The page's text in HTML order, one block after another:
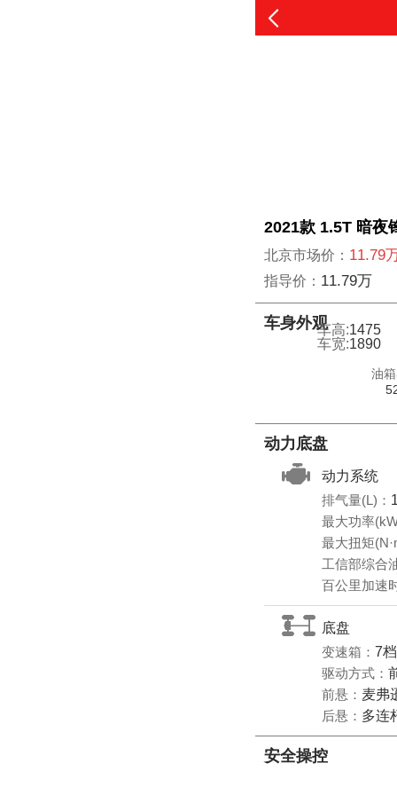
2021款 1.5T 暗夜
北京市场价： 11.79
指导价： 11.79万
车身外观
车宽:1890
车高:1475
油
动力底盘
动力系统
排气量(L)：
最大功率
最大扭矩
工信部综合
百公里加速
底盘
变速箱： 7
驱动方式：
前悬： 麦弗
后悬： 多连
安全操控